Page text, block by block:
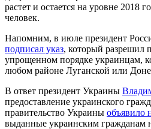
растет и остается на уровне 2018
человек.
Напомним, в июле президент
подписал указ, который разрешил
упрощенном порядке украинцам,
любом районе Луганской или
В ответ президент Украины
предоставление украинского
правительство Украины объявило
выданные украинским